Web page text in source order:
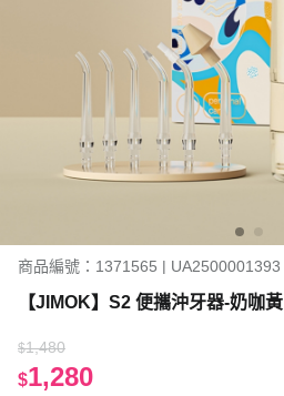
商品編號：1371565 | UA2500001393
【JIMOK】S2 便攜沖牙器-奶咖黃
$1,480
$1,280